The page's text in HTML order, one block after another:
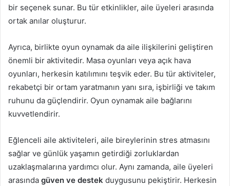
bir seçenek sunar. Bu tür etkinlikler, aile üyeleri arasında
ortak anılar oluşturur.
Ayrıca, birlikte oyun oynamak da aile ilişkilerini geliştiren
önemli bir aktivitedir. Masa oyunları veya açık hava
oyunları, herkesin katılımını teşvik eder. Bu tür aktiviteler,
rekabetçi bir ortam yaratmanın yanı sıra, işbirliği ve takım
ruhunu da güçlendirir. Oyun oynamak aile bağlarını
kuvvetlendirir.
Eğlenceli aile aktiviteleri, aile bireylerinin stres atmasını
sağlar ve günlük yaşamın getirdiği zorluklardan
uzaklaşmalarına yardımcı olur. Aynı zamanda, aile üyeleri
arasında güven ve destek duygusunu pekiştirir. Herkesin